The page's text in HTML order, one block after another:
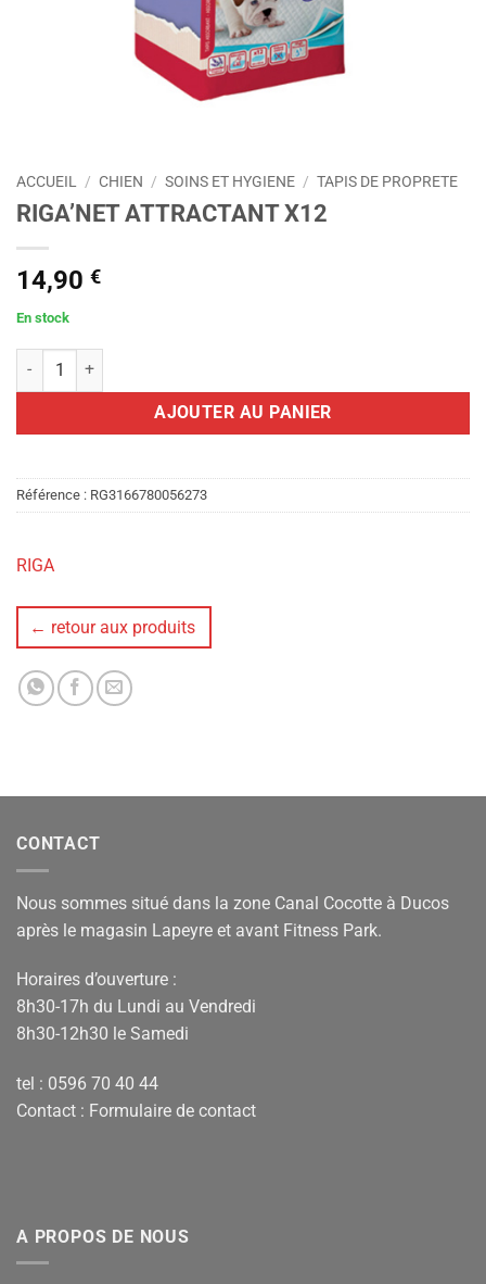
ACCUEIL / CHIEN / SOINS ET HYGIENE / TAPIS DE PROPRETE
RIGA’NET ATTRACTANT X12
14,90 €
En stock
quantité de RIGA'NET ATTRACTANT X12
AJOUTER AU PANIER
Référence : RG3166780056273
RIGA
← retour aux produits
CONTACT
Nous sommes situé dans la zone Canal Cocotte à Ducos
après le magasin Lapeyre et avant Fitness Park.
Horaires d’ouverture :
8h30-17h du Lundi au Vendredi
8h30-12h30 le Samedi
tel : 0596 70 40 44
Contact : Formulaire de contact
A PROPOS DE NOUS